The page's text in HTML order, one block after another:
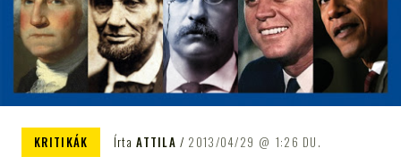
KRITIKÁK ÍrtaATTILA 2013/04/29 1:26 DU.